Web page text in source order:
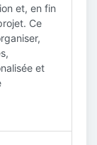
et, en fin
Ce
et